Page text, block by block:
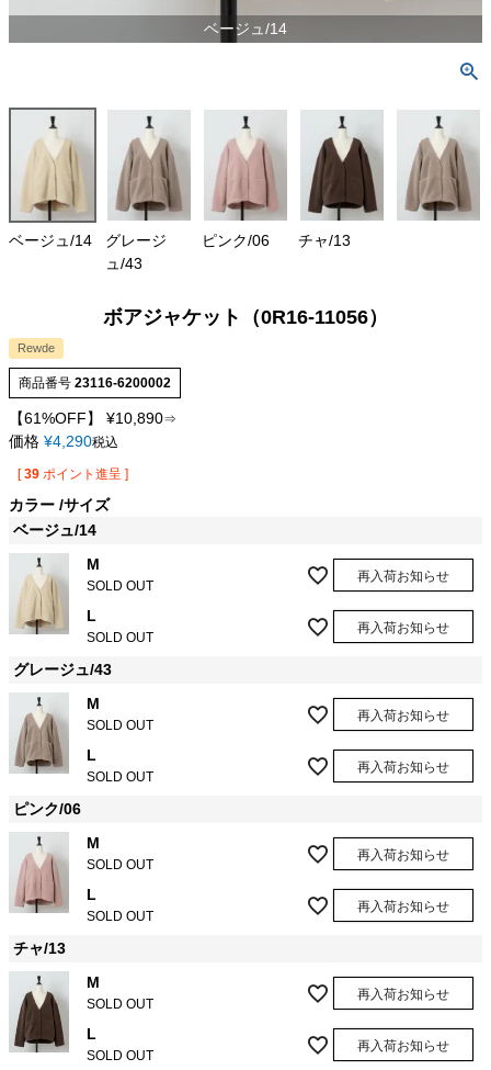
ベージュ/14
ベージュ/14
グレージ
ュ/43
ピンク/06 チャ/13
ボアジャケット（0R16-11056）
Rewde
商品番号 23116-6200002
【61%OFF】 ¥10,890⇒
価格 ¥4,290税込
[ 39 ポイント進呈 ]
カラー サイズ
ベージュ/14
M
SOLD OUT
再入荷お知らせ
L
SOLD OUT
再入荷お知らせ
グレージュ/43
M
SOLD OUT
再入荷お知らせ
L
SOLD OUT
再入荷お知らせ
ピンク/06
M
SOLD OUT
再入荷お知らせ
L
SOLD OUT
再入荷お知らせ
チャ/13
M
SOLD OUT
再入荷お知らせ
L
SOLD OUT
再入荷お知らせ